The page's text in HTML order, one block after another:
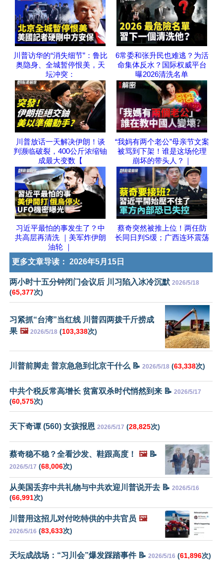
川普访华的“消失细节”：鲁比
奥隐身、全城暂停恨美，天
坛冲突：
6常委和张升民也难逃？为活
命集体反水？国际权威平台
曝2026清洗名单
川普放话一天解决伊朗！谈
判濒临破裂，400公斤浓缩铀
成最大变数【
“我妈有两个老公”母亲节文案
被骂到下架！谁是这场伦理
崩坏的带头人？｜
习近平最怕的事发生了？中
共高层再清洗 ｜美军炸伊朗
油轮 ｜
蔡奇突然被推上位！两任防
长同日判S缓；广西连环震荡
更多文章导读： 2026年5月15日
两小时十五分钟闭门会议后 川习陷入冰冷沉默 2026/5/18
(65,377次)
习紧抓“台湾”当红线 川普四两拨千斤捞成
果 🖼️ 2026/5/18 (103,338次)
川普前脚走 普京急急到北京干什么 📝 2026/5/18 (63,338次)
中共个税反常高增长 贫富双杀时代悄然到来 📝 2026/5/17
(60,575次)
天下奇谭 (560) 女孩报恩 2026/5/17 (28,825次)
蔡奇稳不稳？全看沙发、鞋跟高度！ 🖼️📝
2026/5/17 (68,006次)
从美国丢弃中共礼物与中共欢迎川普说开去 📝 2026/5/16
(66,991次)
川普用这招儿对付吃特供的中共官员 🖼️
2026/5/16 (83,633次)
天坛成战场：“习川会”爆发踩踏事件 📝 2026/5/16 (61,896次)